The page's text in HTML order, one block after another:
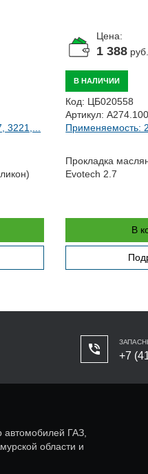
3221,...
Цена:
1 388 руб.
В НАЛИЧИИ
Код: ЦБ020558
Артикул:
Применяемость:
Прокладка
Evotech 2.7
В
+7
ГАЗ,
области и